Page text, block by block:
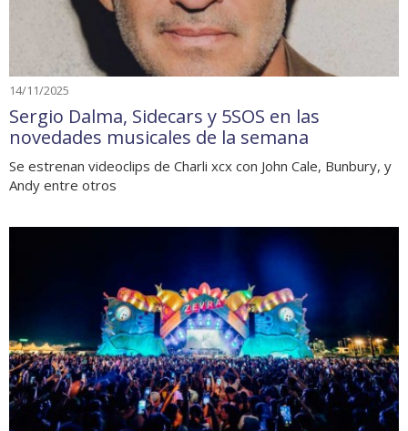
14/11/2025
Sergio Dalma, Sidecars y 5SOS en las
novedades musicales de la semana
Se estrenan videoclips de Charli xcx con John Cale, Bunbury, y
Andy entre otros